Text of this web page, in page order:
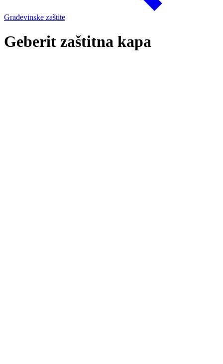
Građevinske zaštite
Geberit zaštitna kapa